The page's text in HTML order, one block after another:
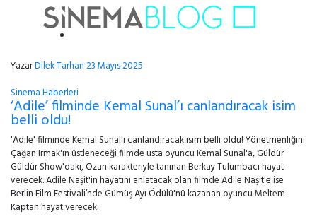
YazarDilek Tarhan23 Mayıs 2025
Sinema Haberleri
‘Adile’ filminde Kemal Sunal’ı canlandıracak isim
belli oldu!
'Adile' filminde Kemal Sunal'ı canlandıracak isim belli oldu! Yönetmenliğini
Çağan Irmak'ın üstleneceği filmde usta oyuncu Kemal Sunal'a, Güldür
Güldür Show'daki, Ozan karakteriyle tanınan Berkay Tulumbacı hayat
verecek. Adile Naşit'in hayatını anlatacak olan filmde Adile Naşit'e ise
Berlin Film Festivali’nde Gümüş Ayı Ödülü'nü kazanan oyuncu Meltem
Kaptan hayat verecek.